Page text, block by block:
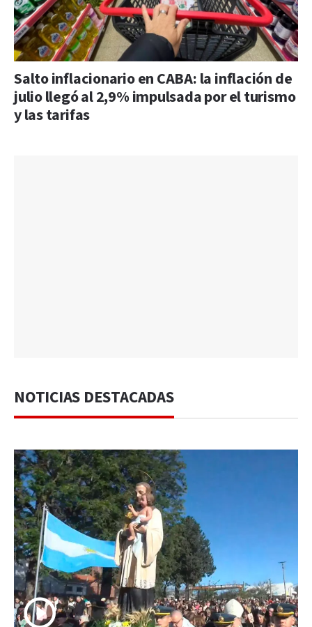
Salto inflacionario en CABA: la inflación de
julio llegó al 2,9% impulsada por el turismo
y las tarifas
NOTICIAS DESTACADAS